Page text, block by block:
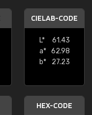
CIELAB-CODE
L*
61.43
a*
62.98
b*
27.23
HEX-CODE